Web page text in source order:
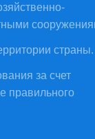
страны.
за счет
правильного